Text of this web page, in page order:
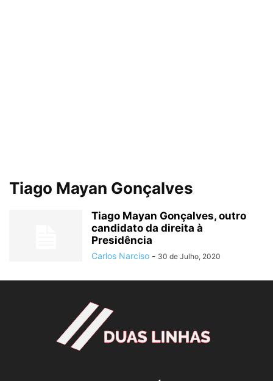
Tiago Mayan Gonçalves
Tiago Mayan Gonçalves, outro
candidato da direita à
Presidência
Carlos Narciso - 30 de Julho, 2020